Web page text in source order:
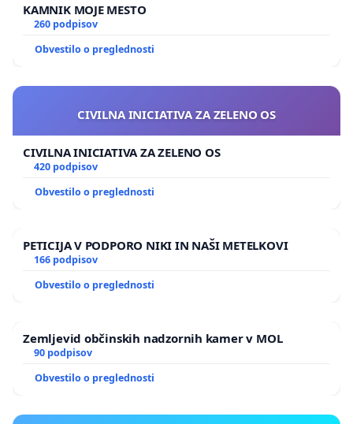
KAMNIK MOJE MESTO
260 podpisov
Obvestilo o preglednosti
CIVILNA INICIATIVA ZA ZELENO OS
CIVILNA INICIATIVA ZA ZELENO OS
420 podpisov
Obvestilo o preglednosti
PETICIJA V PODPORO NIKI IN NAŠI METELKOVI
166 podpisov
Obvestilo o preglednosti
Zemljevid občinskih nadzornih kamer v MOL
90 podpisov
Obvestilo o preglednosti